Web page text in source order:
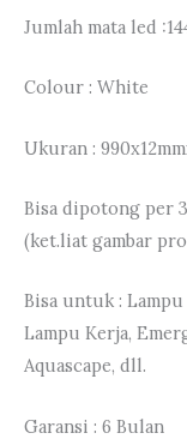
Jumlah mata led
Colour : White
Ukuran :
Bisa dipotong per
(ket.liat gambar
Bisa untuk :
Lampu Kerja,
Aquascape, dll.
Garansi : 6 Bulan